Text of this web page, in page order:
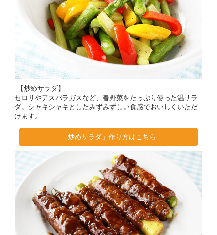
【炒めサラダ】
セロリやアスパラガスなど、春野菜をたっぷり使った温サラ
ダ。シャキシャキとしたみずみずしい食感でおいしくいただ
けます。
「炒めサラダ」作り方はこちら